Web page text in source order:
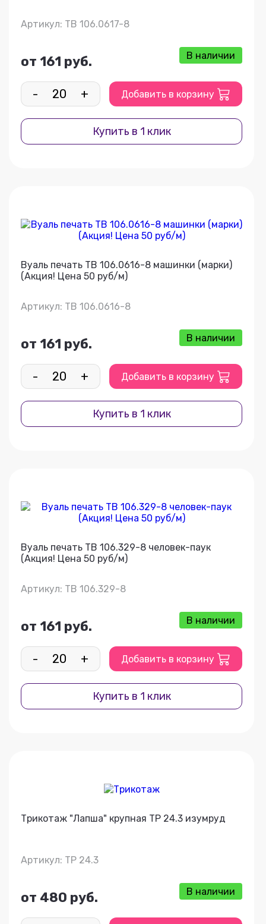
Артикул: ТВ 106.0617-8
от 161 руб. В наличии
- + Добавить в корзину
Купить в 1 клик
Вуаль печать ТВ 106.0616-8 машинки (марки)
(Акция! Цена 50 руб/м)
Артикул: ТВ 106.0616-8
от 161 руб. В наличии
- + Добавить в корзину
Купить в 1 клик
Вуаль печать ТВ 106.329-8 человек-паук
(Акция! Цена 50 руб/м)
Артикул: ТВ 106.329-8
от 161 руб. В наличии
- + Добавить в корзину
Купить в 1 клик
Трикотаж "Лапша" крупная ТР 24.3 изумруд
Артикул: ТР 24.3
от 480 руб. В наличии